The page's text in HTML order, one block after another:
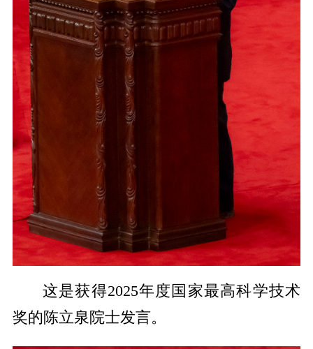
这是获得2025年度国家最高科学技术
奖的陈立泉院士发言。